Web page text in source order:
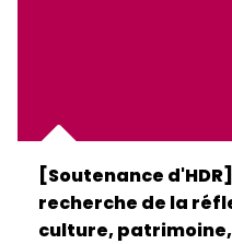
[Soutenance
recherche de la
culture,